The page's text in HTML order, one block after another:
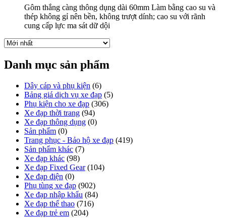
Gôm thắng càng thông dụng dài 60mm Làm bằng cao su và
thép không gỉ nên bền, không trượt dính; cao su với rãnh
cung cấp lực ma sát dữ dội
Danh mục sản phẩm
Dây cáp và phụ kiện (6)
Bảng giá dịch vụ xe đạp (5)
Phụ kiện cho xe đạp (306)
Xe đạp thời trang (94)
Xe đạp thông dụng (0)
Sản phẩm (0)
Trang phục - Bảo hộ xe đạp (419)
Sản phẩm khác (7)
Xe đạp khác (98)
Xe đạp Fixed Gear (104)
Xe đạp điện (0)
Phụ tùng xe đạp (902)
Xe đạp nhập khẩu (84)
Xe đạp thể thao (716)
Xe đạp trẻ em (204)